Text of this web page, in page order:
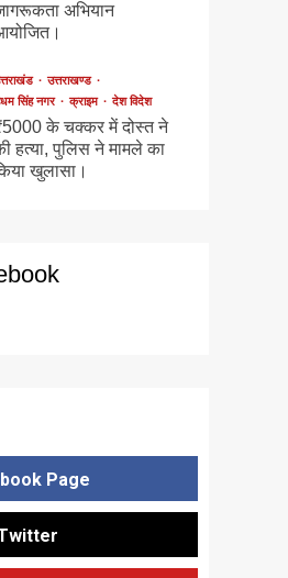
अभियान
उत्तराखण्ड
सिंह नगर
क्राइम देश विदेश
के चक्कर में दोस्त ने
हत्या, पुलिस ने मामले का
खुलासा।
Page